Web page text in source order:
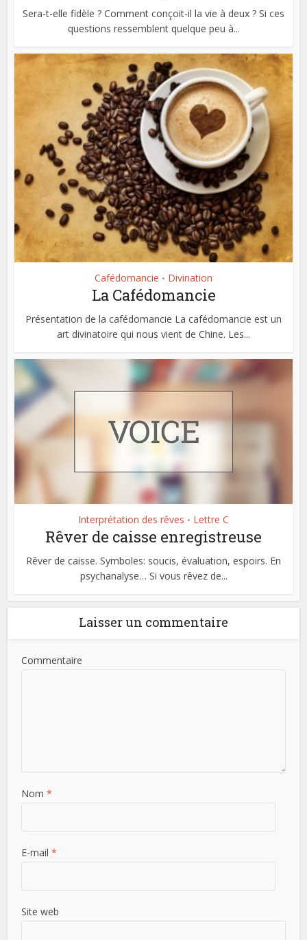
Sera-t-elle fidèle ? Comment conçoit-il la vie à deux ? Si ces
questions ressemblent quelque peu à...
Cafédomancie • Divination
La Cafédomancie
Présentation de la cafédomancie La cafédomancie est un
art divinatoire qui nous vient de Chine. Les...
Interprétation des rêves • Lettre C
Rêver de caisse enregistreuse
Rêver de caisse. Symboles: soucis, évaluation, espoirs. En
psychanalyse… Si vous rêvez de...
Laisser un commentaire
Commentaire
Nom*
E-mail*
Site web